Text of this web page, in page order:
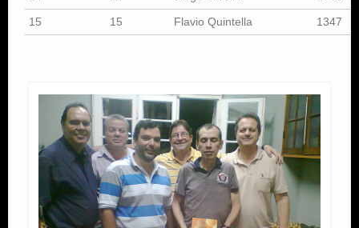
15
15 Flavio Quintella 1347